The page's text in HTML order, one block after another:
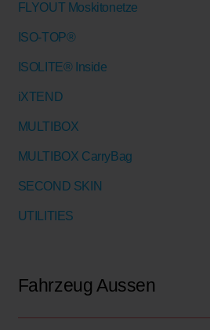
FLYOUT Moskitonetze
ISO-TOP®
ISOLITE® Inside
iXTEND
MULTIBOX
MULTIBOX CarryBag
SECOND SKIN
UTILITIES
Fahrzeug Aussen